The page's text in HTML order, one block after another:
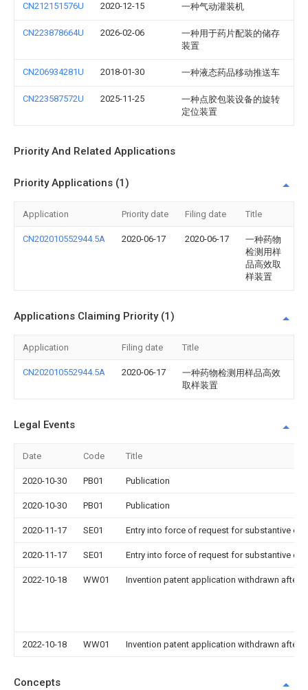
CN212151576U 2020-12-15 一种气动灌装机
CN223878664U 2026-02-06
一种用于药片配装的储存
装置
CN206934281U 2018-01-30 一种液态药品移动推送车
CN223587572U 2025-11-25
一种点胶包装设备的旋转
定位装置
Priority And Related Applications
Priority Applications (1)
Application Priority date Filing date Title
CN202010552944.5A 2020-06-17 2020-06-17
一种药物
检测用样
品高效取
样装置
Applications Claiming Priority (1)
Application Filing date Title
CN202010552944.5A 2020-06-17
一种药物检测用样品高效
取样装置
Legal Events
Date Code Title
2020-10-30 PB01 Publication
2020-10-30 PB01 Publication
2020-11-17 SE01 Entry into force of request for substantive
2020-11-17 SE01 Entry into force of request for substantive
2022-10-18 WW01 Invention patent application withdrawn after
2022-10-18 WW01 Invention patent application withdrawn after
Concepts